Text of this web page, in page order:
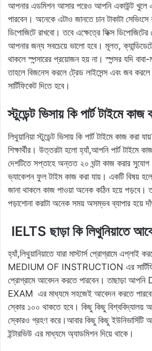
আপনার এডমিশন আসার পরেও আপনি একাউন্ট খুলে
পারবেন। অনেকে এটাও জানতে চান টাকাটা সেভিংসে
ডিপোজিটে রাখবো। তবে এক্ষেত্রে ফিক্স ডিপোজিটের
আপনার জন্য সবচেয়ে ভালো হবে। মূলত,
থাকলে স্পন্সারের প্রয়োজন হয় না। স্পন্সর যদি
তাহলে বিজনেস করলে ট্রেড লাইসেন্স এবং জব করলে
সার্টিফিকেট দিতে হবে।
স্টুডেন্ট ভিসায় কি পার্ট টাইমে কাজ
লিথুয়ানিয়া স্টুডেন্ট ভিসায় কি পার্ট টাইমে কাজ করা
শিক্ষার্থীর। উত্তরটা হলো হ্যাঁ,আপনি পার্ট টাইমে
দেশটিতে সপ্তাহে অন্তত ২০ ঘন্টা কাজ করার সুযোগ
ভ্যাকেশন ফুল টাইম কাজ করা যায়। একটি বিষয়
জানা থাকলে কাজ পাওয়া অনেক কঠিন হয়ে পড়বে।
পড়াশোনা করাটা অনেক সময় অসম্ভব ব্যাপার হয়ে
IELTS ছাড়া কি লিথুনিয়াতে
হ্যাঁ,লিথুয়ানিয়াতে যারা মাস্টার্স প্রোগ্রামে এপ্লাই
MEDIUM OF INSTRUCTION এর
প্রোগ্রামে আবেদন করতে পারবেন। তাছাড়া
EXAM এর মাধ্যমে সহজেই আবেদন করতে
স্কোর ১০০ থাকতে হবে। কিছু কিছু বিশ্ববিদ্যালয়
স্কোরও গ্রহণ করে।আবার কিছু কিছু ইউনিভার্সিটি
ইন্টারভিউ এর মাধ্যমে অ্যাডমিশন দিয়ে থাকে।